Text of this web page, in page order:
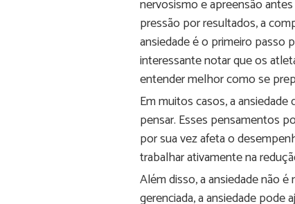
nervosismo e apreensão
pressão por resultados, a
ansiedade é o primeiro passo
interessante notar que os
entender melhor como se
Em muitos casos, a
pensar. Esses pensamentos
por sua vez afeta o
trabalhar ativamente na
Além disso, a ansiedade não
gerenciada, a ansiedade